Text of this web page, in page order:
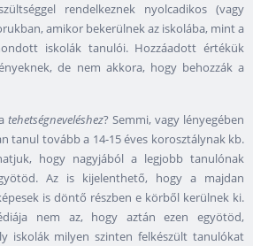
rendelkeznek nyolcadikos (vagy
amikor bekerülnek az iskolába, mint a
iskolák tanulói. Hozzáadott értékük
de nem akkora, hogy behozzák a
tehetségneveléshez? Semmi, vagy lényegében
tanul tovább a 14-15 éves korosztálynak kb.
hogy nagyjából a legjobb tanulónak
Az is kijelenthető, hogy a majdan
is döntő részben e körből kerülnek ki.
nem az, hogy aztán ezen egyötöd,
iskolák milyen szinten felkészült tanulókat